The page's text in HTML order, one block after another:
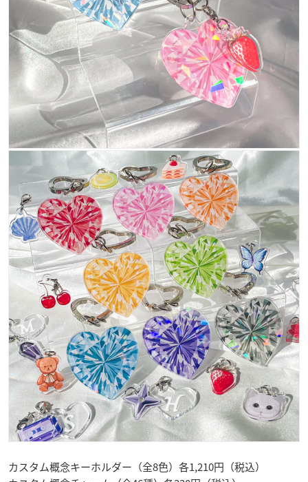
カスタム概念キーホルダー（全8色）各1,210円（税込）